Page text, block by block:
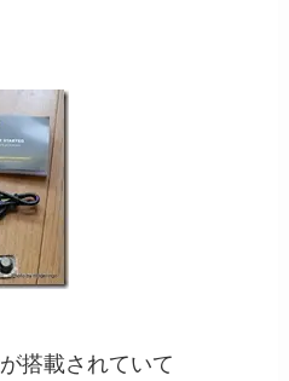
搭載されていて